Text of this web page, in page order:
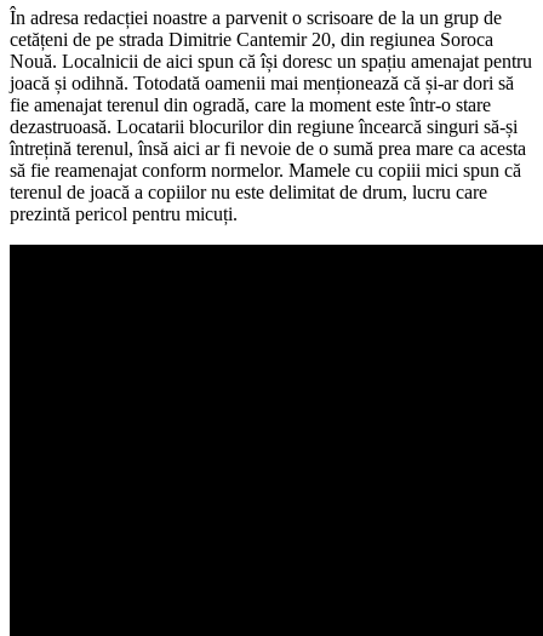
În adresa redacției noastre a parvenit o scrisoare de la un grup de
cetățeni de pe strada Dimitrie Cantemir 20, din regiunea Soroca
Nouă. Localnicii de aici spun că își doresc un spațiu amenajat pentru
joacă și odihnă. Totodată oamenii mai menționează că și-ar dori să
fie amenajat terenul din ogradă, care la moment este într-o stare
dezastruoasă. Locatarii blocurilor din regiune încearcă singuri să-și
întrețină terenul, însă aici ar fi nevoie de o sumă prea mare ca acesta
să fie reamenajat conform normelor. Mamele cu copiii mici spun că
terenul de joacă a copiilor nu este delimitat de drum, lucru care
prezintă pericol pentru micuți.